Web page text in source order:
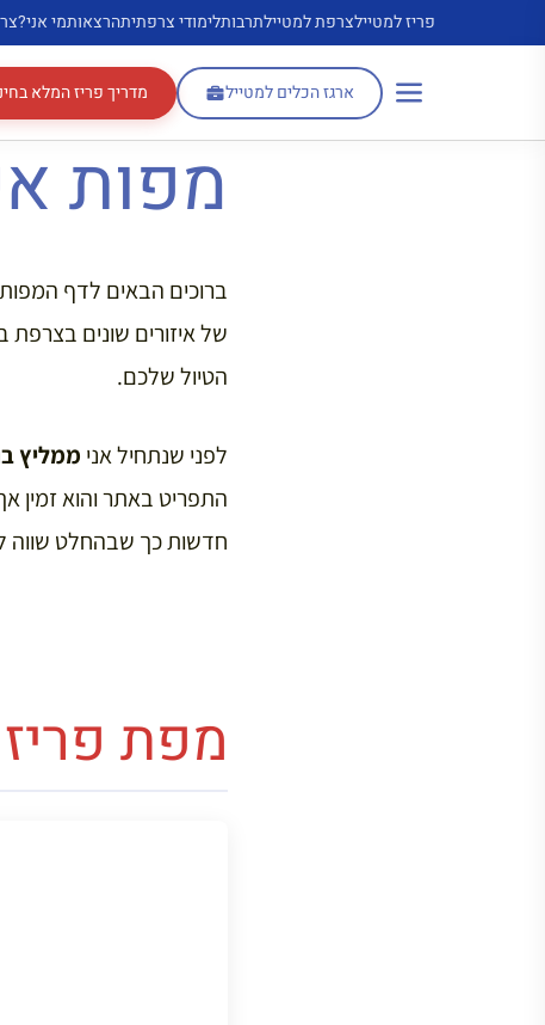
פריז למטיילצרפת למטיילתרבותלימודי צרפתיתהרצאותמי אני?
ארגז הכלים למטייל מדריך פריז המלא
מפות
ברוכים הבאים לדף המפות
של איזורים שונים
הטיול שלכם.
לפני שנתחיל אני ממליץ
התפריט באתר והוא זמין
חדשות כך שבהחלט שווה
מפת פריז